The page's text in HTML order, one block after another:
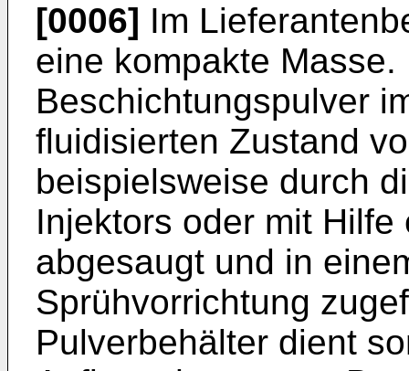
[0006] Im
eine kompakte
Beschichtungspulver
fluidisierten Zustand
beispielsweise durch
Injektors oder mit
abgesaugt und in
Sprühvorrichtung
Pulverbehälter dient